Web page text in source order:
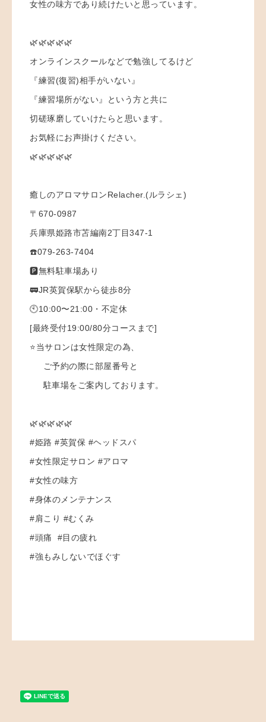
女性の味方であり続けたいと思っています。
🌿🌿🌿🌿🌿
オンラインスクールなどで勉強してるけど
『練習(復習)相手がいない』
『練習場所がない』という方と共に
切磋琢磨していけたらと思います。
お気軽にお声掛けください。
🌿🌿🌿🌿🌿
癒しのアロマサロンRelacher.(ルラシェ)
〒670-0987
兵庫県姫路市苫編南2丁目347-1
☎️079-263-7404
🅿️無料駐車場あり
🚃JR英賀保駅から徒歩8分
🕙10:00〜21:00・不定休
[最終受付19:00/80分コースまで]
⭐️当サロンは女性限定の為、
ご予約の際に部屋番号と
駐車場をご案内しております。
🌿🌿🌿🌿🌿
#姫路 #英賀保 #ヘッドスパ
#女性限定サロン #アロマ
#女性の味方
#身体のメンテナンス
#肩こり #むくみ
#頭痛 #目の疲れ
#強もみしないでほぐす